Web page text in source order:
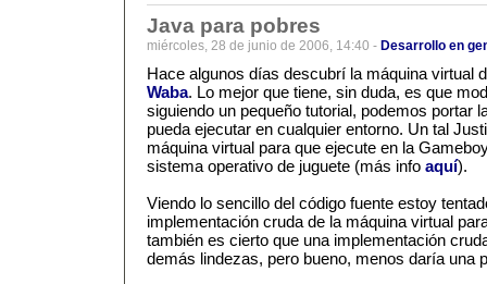
Java para pobres
miércoles, 28 de junio de 2006, 14:40 - Desarrollo en
Hace algunos días descubrí la máquina virtual
Waba. Lo mejor que tiene, sin duda, es que
siguiendo un pequeño tutorial, podemos portar
pueda ejecutar en cualquier entorno. Un tal
máquina virtual para que ejecute en la
sistema operativo de juguete (más info aquí).
Viendo lo sencillo del código fuente estoy
implementación cruda de la máquina virtual
también es cierto que una implementación
demás lindezas, pero bueno, menos daría una